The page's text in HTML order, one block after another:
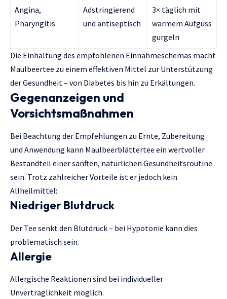
Angina,
Pharyngitis
Adstringierend
und antiseptisch
3× täglich mit
warmem Aufguss
gurgeln
Die Einhaltung des empfohlenen Einnahmeschemas macht
Maulbeertee zu einem effektiven Mittel zur Unterstützung
der Gesundheit – von Diabetes bis hin zu Erkältungen.
Gegenanzeigen und
Vorsichtsmaßnahmen
Bei Beachtung der Empfehlungen zu Ernte, Zubereitung
und Anwendung kann Maulbeerblättertee ein wertvoller
Bestandteil einer sanften, natürlichen Gesundheitsroutine
sein. Trotz zahlreicher Vorteile ist er jedoch kein
Allheilmittel:
Niedriger Blutdruck
Der Tee senkt den Blutdruck – bei Hypotonie kann dies
problematisch sein.
Allergie
Allergische Reaktionen sind bei individueller
Unverträglichkeit möglich.